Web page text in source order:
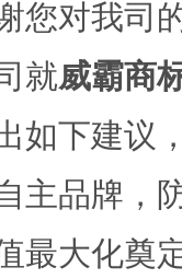
您对我司
就威霸商
如下建议
主品牌，
最大化奠